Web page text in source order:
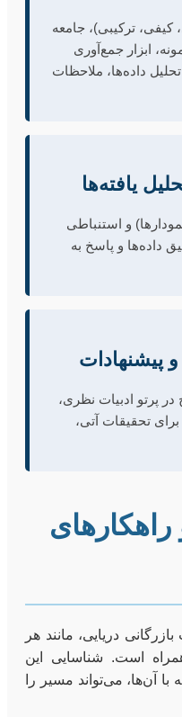
ترکیبی)، جامعه
ابزار جمع‌آوری
داده‌ها، ملاحظات
یافته‌ها
و استنباطی
داده‌ها و پاسخ به
پیشنهادات
پرتو ادبیات نظری،
تحقیقات آتی،
دریایی، مانند هر
است. شناسایی این
آن‌ها، می‌تواند مسیر را